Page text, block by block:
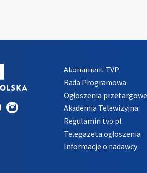
Abonament TVP
Rada Programowa
Ogłoszenia przetargowe
Akademia Telewizyjna
Regulamin tvp.pl
Telegazeta ogłoszenia
Informacje o nadawcy